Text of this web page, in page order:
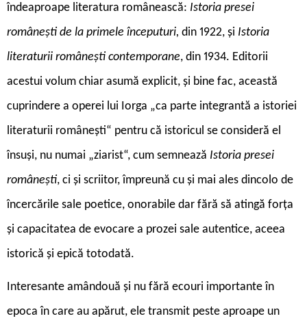
îndeaproape literatura românească: Istoria presei
românești de la primele începuturi, din 1922, și Istoria
literaturii românești contemporane, din 1934. Editorii
acestui volum chiar asumă explicit, și bine fac, această
cuprindere a operei lui Iorga „ca parte integrantă a istoriei
literaturii românești“ pentru că istoricul se consideră el
însuși, nu numai „ziarist“, cum semnează Istoria presei
românești, ci și scriitor, împreună cu și mai ales dincolo de
încercările sale poetice, onorabile dar fără să atingă forța
și capacitatea de evocare a prozei sale autentice, aceea
istorică și epică totodată.
Interesante amândouă și nu fără ecouri importante în
epoca în care au apărut, ele transmit peste aproape un